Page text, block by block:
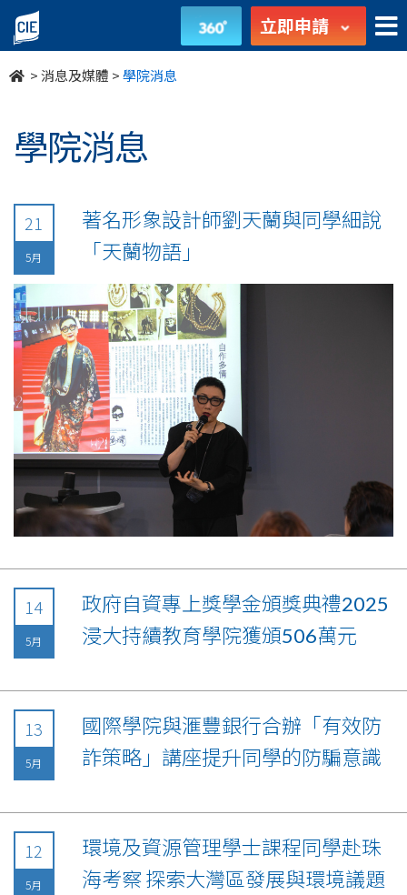
undefined 立即申請
>消息及媒體 >學院消息
學院消息
21
5月
著名形象設計師劉天蘭與同學細說
「天蘭物語」
14
5月
政府自資專上獎學金頒獎典禮2025
浸大持續教育學院獲頒506萬元
13
5月
國際學院與滙豐銀行合辦「有效防
詐策略」講座提升同學的防騙意識
12
5月
環境及資源管理學士課程同學赴珠
海考察 探索大灣區發展與環境議題